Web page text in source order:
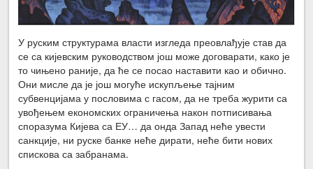
У руским структурама власти изгледа преовлађује став да
се са кијевским руководством још може договарати, како је
то чињено раније, да ће се посао наставити као и обично.
Они мисле да је још могуће искупљење тајним
субвенцијама у пословима с гасом, да не треба журити са
увођењем економских ограничења након потписивања
споразума Кијева са ЕУ… да онда Запад неће увести
санкције, ни руске банке неће дирати, неће бити нових
спискова са забранама.